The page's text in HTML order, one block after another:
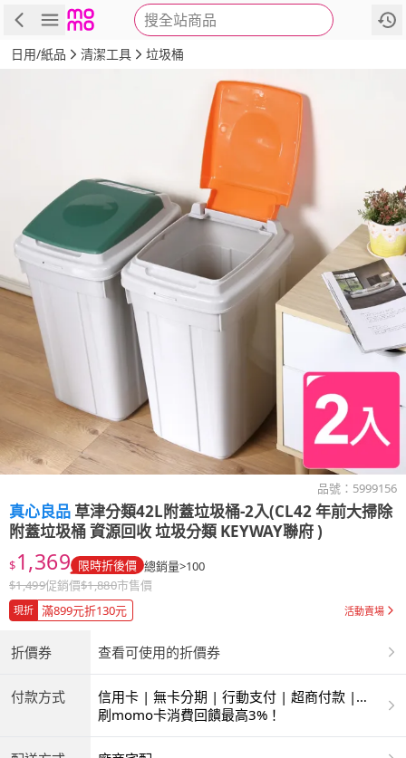
搜全站商品
商品 評價 詳情
日用/紙品 清潔工具 垃圾桶
品號： 5999156
真心良品 草津分類42L附蓋垃圾桶-2入(CL42 年前大掃除
附蓋垃圾桶 資源回收 垃圾分類 KEYWAY聯府 )
$1,369 限時折後價 總銷量>100
$1,499促銷價$1,880市售價
現折 滿899元折130元 活動賣場
折價券 查看可使用的折價券
付款方式
信用卡 | 無卡分期 | 行動支付 | 超商付款 |
ATM | 銀聯卡
刷momo卡消費回饋最高3%！